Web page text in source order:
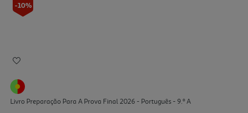
-10%
Livro Preparação Para A Prova Final 2026 - Português - 9.º A